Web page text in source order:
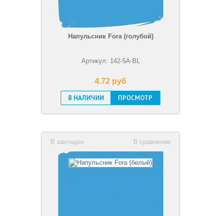
Напульсник Fora (голубой)
Артикул: 142-5A-BL
4.72 pуб
В НАЛИЧИИ
ПРОСМОТР
В сравнение
В закладки